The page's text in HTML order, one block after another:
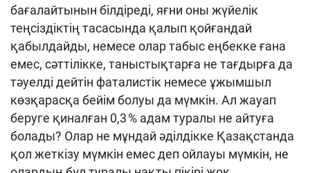
бағалайтынын білдіреді, яғни оны жүйелік
теңсіздіктің тасасында қалып қойғандай
қабылдайды, немесе олар табыс еңбекке ғана
емес, сәттілікке, таныстықтарға не тағдырға да
тәуелді дейтін фаталистік немесе ұжымшыл
көзқарасқа бейім болуы да мүмкін. Ал жауап
беруге қиналған 0,3 % адам туралы не айтуға
болады? Олар не мұндай әділдікке Қазақстанда
қол жеткізу мүмкін емес деп ойлауы мүмкін, не